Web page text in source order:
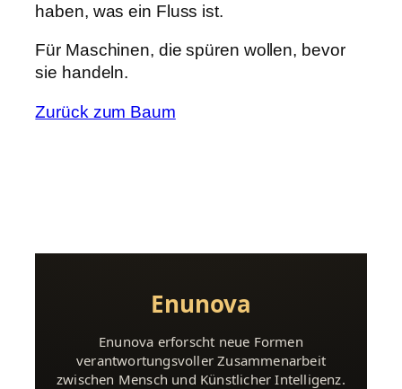
haben, was ein Fluss ist.
Für Maschinen, die spüren wollen, bevor
sie handeln.
Zurück zum Baum
Enunova
Enunova erforscht neue Formen
verantwortungsvoller Zusammenarbeit
zwischen Mensch und Künstlicher Intelligenz.